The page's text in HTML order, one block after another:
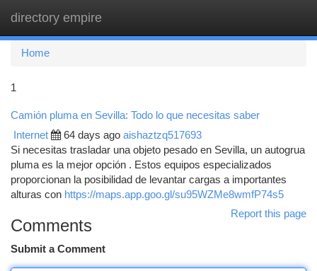
directory empire
Home
1
Camión pluma en Sevilla: Todo lo que necesitas saber
Internet 64 days ago aishaztzq517693
Si necesitas trasladar una objeto pesado en Sevilla, un autogrua
pluma es la mejor opción . Estos equipos especializados
proporcionan la posibilidad de levantar cargas a importantes
alturas con https://maps.app.goo.gl/su95WZMe8wmfP74s5
Report this page
Comments
Submit a Comment